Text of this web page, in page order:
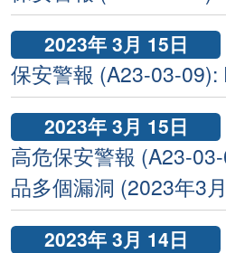
2023年 3月 15日
保安警報 (A23-03-09):
2023年 3月 15日
高危保安警報 (A23-
品多個漏洞 (2023年3
2023年 3月 14日